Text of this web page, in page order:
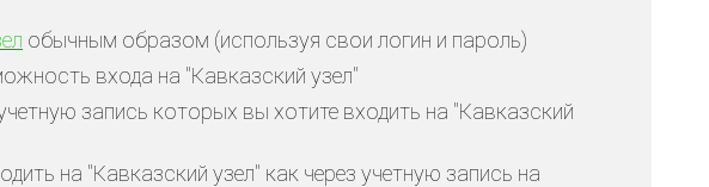
обычным образом (используя свои логин и пароль)
входа на "Кавказский узел"
запись которых вы хотите входить на "Кавказский
на "Кавказский узел" как через учетную запись на